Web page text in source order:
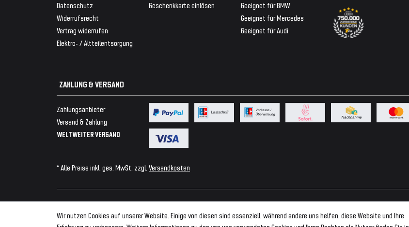
Wir nutzen Cookies auf unserer Website. Einige von diesen sind essenziell, während andere uns helfen, diese Website und Ihre
Datenschutz
Widerrufsrecht
Vertrag widerrufen
Elektro- / Altteilentsorgung
Geschenkkarte einlösen
Geeignet für BMW
Geeignet für Mercedes
Geeignet für Audi
ZAHLUNG & VERSAND
Zahlungsanbieter
Versand & Zahlung
WELTWEITER VERSAND
* Alle Preise inkl. ges. MwSt. zzgl. Versandkosten
© 2026 Tuning Fanatics